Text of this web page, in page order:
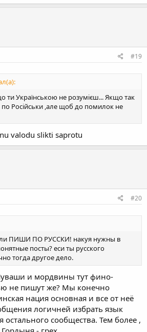
#19
ти Українською не розумієш... Якщо так
Російськи ,але щоб до помилок не
valodu slikti saprotu
#20
ПИШИ ПО РУССКИ! накуя нужны в
посты? еси ты русского
тогда другое дело.
и мордвины тут фино-
не пишут же? Мы конечно
нация основная и все от неё
логичней избрать язык
остального сообщества. Тем более ,